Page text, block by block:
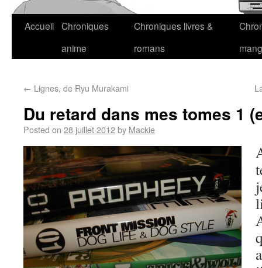
Accueil Chroniques
anime
Chroniques livres &
romans
← Lignes, de Ryu Murakami
Du retard dans mes tomes 1
Posted on 28 juillet 2012by Mackie